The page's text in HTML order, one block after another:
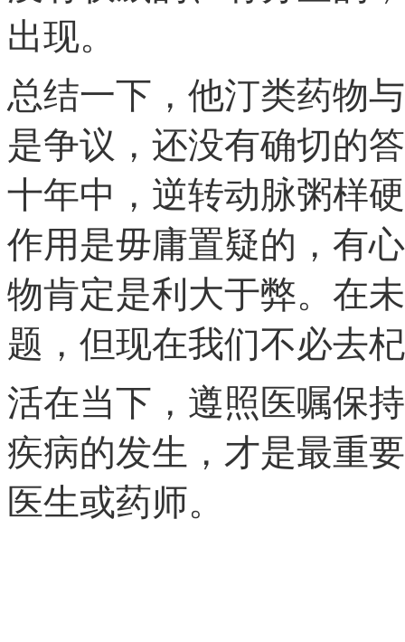
出现。
总结一下，他汀类药物
是争议，还没有确切的
十年中，逆转动脉粥样
作用是毋庸置疑的，有
物肯定是利大于弊。在
题，但现在我们不必去
活在当下，遵照医嘱保
疾病的发生，才是最重
医生或药师。